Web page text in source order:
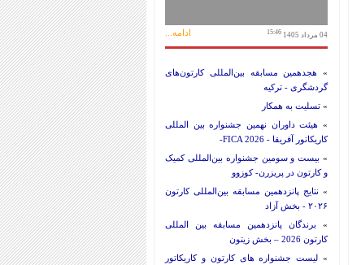
04 مرداد 1405 15:46 ادامه...
»
هجدهمین مسابقه بین‌المللی کارتون‌های
گردشگری - ترکیه
» تسلیت به همکار
» هیئت داوران نهمین جشنواره بین المللی
کاریکاتور آفریقا - FICA 2026-
» بیست و سومین جشنواره بین‌المللی کمیک
و کارتون در پریزرن- کوزوو
» نتایج پانزدهمین مسابقه بین‌المللی کارتون
۲۰۲۶ - بخش آزاد
» برندگان پانزدهمین مسابقه بین المللی
کارتون 2026 – بخش زیتون
» لیست جشنواره های کارتون و کاریکاتور